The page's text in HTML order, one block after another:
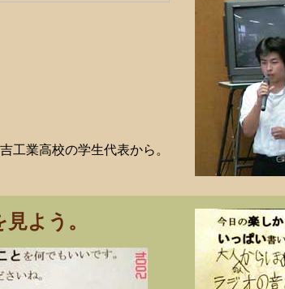
工業高校の学生代表から。
よう。